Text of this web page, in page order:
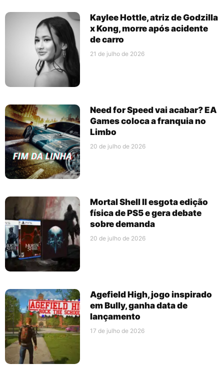
Kaylee Hottle, atriz de Godzilla
x Kong, morre após acidente
de carro
21 de julho de 2026
Need for Speed vai acabar? EA
Games coloca a franquia no
Limbo
20 de julho de 2026
Mortal Shell II esgota edição
física de PS5 e gera debate
sobre demanda
20 de julho de 2026
Agefield High, jogo inspirado
em Bully, ganha data de
lançamento
17 de julho de 2026